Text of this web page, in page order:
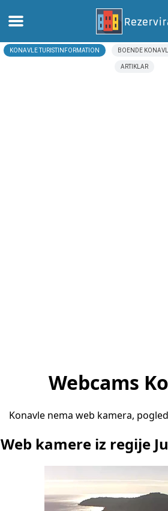
Hem
KONAVLE TURISTINFORMATION BOENDE
ARTIKLAR
Webcams
Konavle nema web kamera,
Web kamere iz regije